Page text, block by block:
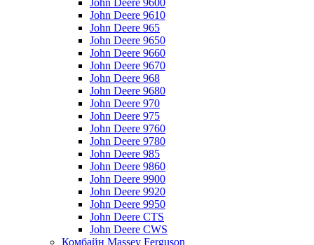
John Deere 9600
John Deere 9610
John Deere 965
John Deere 9650
John Deere 9660
John Deere 9670
John Deere 968
John Deere 9680
John Deere 970
John Deere 975
John Deere 9760
John Deere 9780
John Deere 985
John Deere 9860
John Deere 9900
John Deere 9920
John Deere 9950
John Deere CTS
John Deere CWS
Комбайн Massey Ferguson